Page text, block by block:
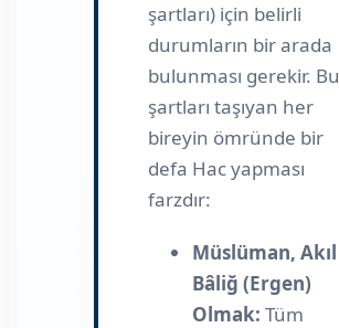
şartları) için belirli
durumların bir arada
bulunması gerekir. Bu
şartları taşıyan her
bireyin ömründe bir
defa Hac yapması
farzdır:
Müslüman, Akıl
Bâliğ (Ergen)
Olmak: Tüm